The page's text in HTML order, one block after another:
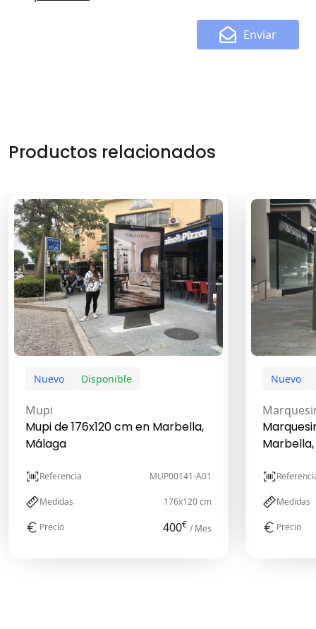
Enviar
Productos relacionados
Nuevo Disponible
Mupi
Mupi de 176x120 cm en Marbella,
Málaga
Referencia MUP00141-A01
Medidas 176x120 cm
Precio 400€ / Mes
Nuevo
Medidas
Precio